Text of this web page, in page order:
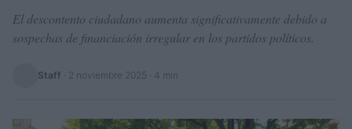
El descontento ciudadano aumenta significativamente debido a
sospechas de financiación irregular en los partidos políticos.
Staff 2 noviembre 2025 · 4 min